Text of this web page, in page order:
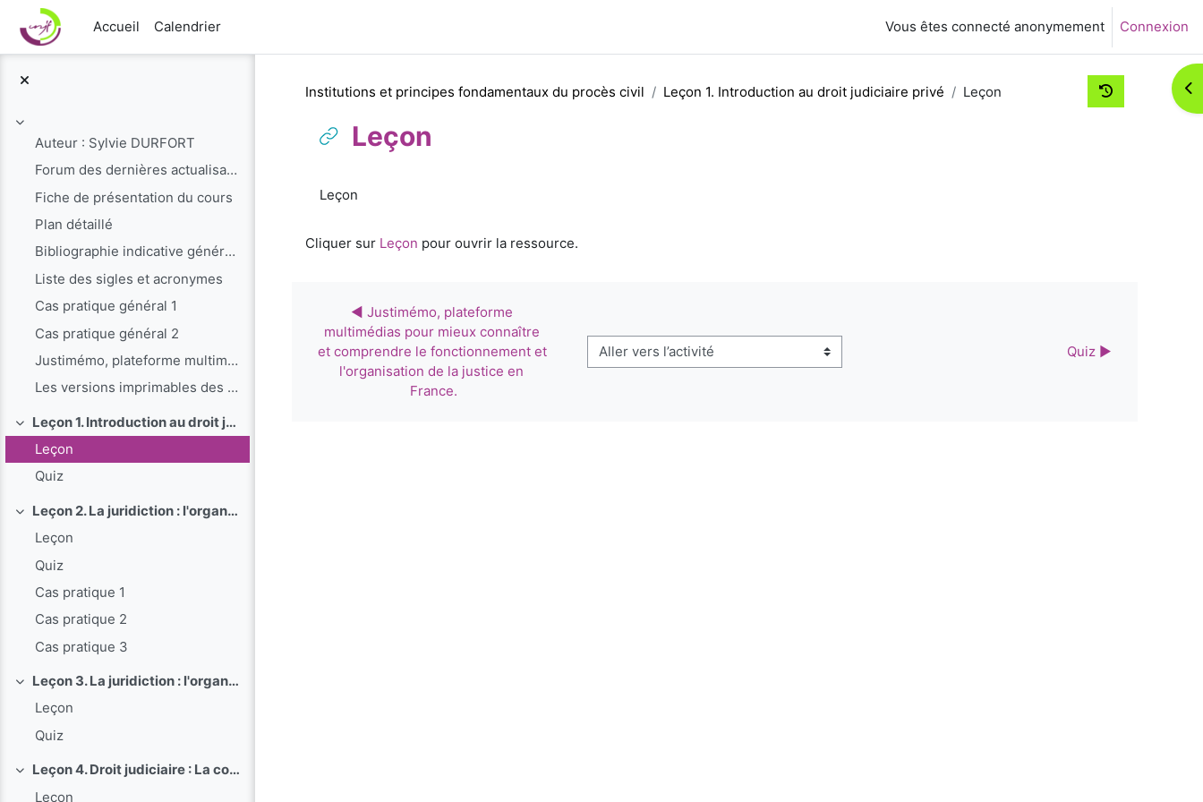
Passer au contenu principal
Accueil
Calendrier Vous êtes connecté anonymement Connexion
Replier
Auteur : Sylvie DURFORT
Forum des dernières actualisations du cours
Fiche de présentation du cours
Plan détaillé
Bibliographie indicative générale
Liste des sigles et acronymes
Cas pratique général 1
Cas pratique général 2
Justimémo, plateforme multimédias pour mieux connaître et comprendre le fonctionnement et l'organisation de la justice en France.
Les versions imprimables des leçons des cours en l...
Replier
Leçon 1. Introduction au droit judiciaire privé
Leçon
Quiz
Replier
Leçon 2. La juridiction : l'organisation judiciaire
Leçon
Quiz
Cas pratique 1
Cas pratique 2
Cas pratique 3
Replier
Leçon 3. La juridiction : l'organisation judiciaire : Le personnel judiciaire
Leçon
Quiz
Replier
Leçon 4. Droit judiciaire : La compétence : Les principes de compétence
Leçon
Institutions et principes fondamentaux du procès civil Leçon 1. Introduction au droit judiciaire privé Leçon
Leçon
Leçon
Cliquer sur Leçon pour ouvrir la ressource.
◀︎ Justimémo, plateforme
multimédias pour mieux connaître
et comprendre le fonctionnement et
l'organisation de la justice en
France.
Aller vers l’activité Quiz ▶︎